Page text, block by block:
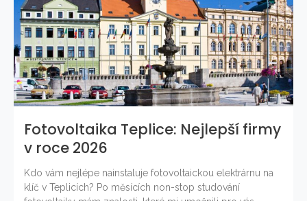
Fotovoltaika Teplice: Nejlepší firmy
v roce 2026
Kdo vám nejlépe nainstaluje fotovoltaickou elektrárnu na
klíč v Teplicích? Po měsících non-stop studování